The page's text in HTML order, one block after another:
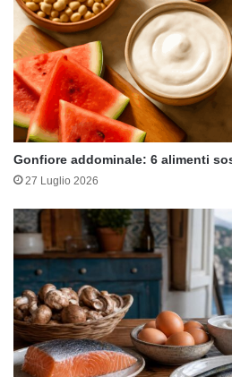
Gonfiore addominale: 6 alimenti
27 Luglio 2026